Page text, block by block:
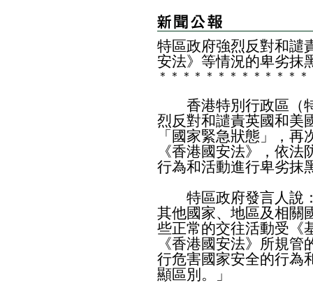
特區政府強烈反對和譴
安法》等情況的卑劣抹
＊ ＊ ＊ ＊ ＊ ＊ ＊ ＊ ＊ ＊ ＊ ＊ ＊
香港特別行政區（特
烈反對和譴責英國和美
「國家緊急狀態」，
《香港國安法》，依
行為和活動進行卑劣抹
特區政府發言人說：
其他國家、地區及相關
些正常的交往活動受《
《香港國安法》所規
行危害國家安全的行為
顯區別。」